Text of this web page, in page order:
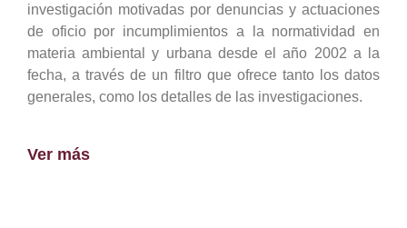
investigación motivadas por denuncias y actuaciones
de oficio por incumplimientos a la normatividad en
materia ambiental y urbana desde el año 2002 a la
fecha, a través de un filtro que ofrece tanto los datos
generales, como los detalles de las investigaciones.
Ver más